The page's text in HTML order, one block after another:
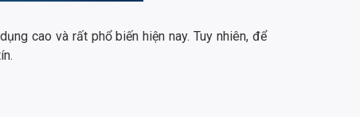
cao và rất phổ biến hiện nay. Tuy nhiên, để